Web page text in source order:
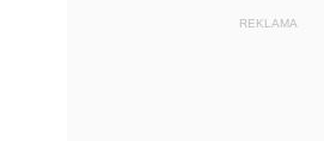
REKLAMA